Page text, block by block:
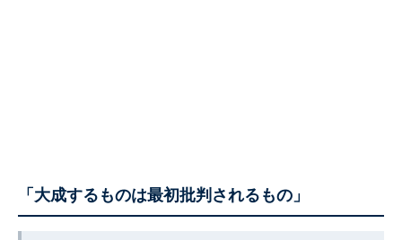
「大成するものは最初批判されるもの」